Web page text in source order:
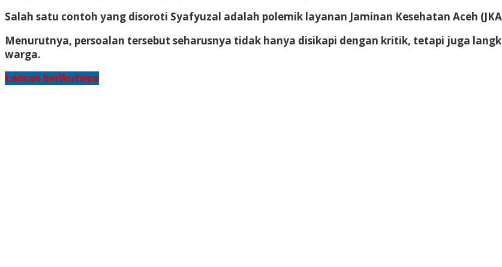
Salah satu contoh yang disoroti Syafyuzal adalah polemik layanan Jaminan Kesehatan Aceh
Menurutnya, persoalan tersebut seharusnya tidak hanya disikapi dengan kritik, tetapi juga
warga.
Laman berikutnya